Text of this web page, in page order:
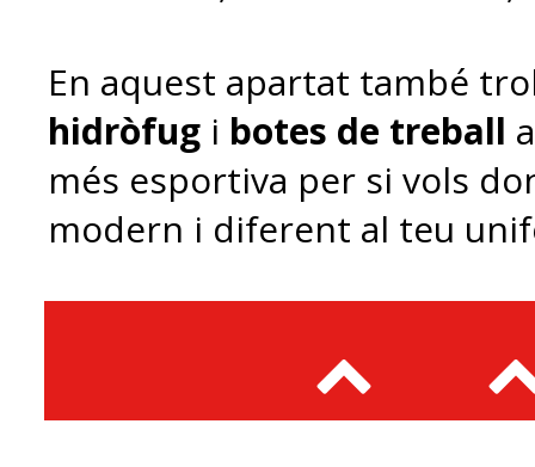
En aquest apartat també
hidròfug i botes de treball
més esportiva per si vols
modern i diferent al teu